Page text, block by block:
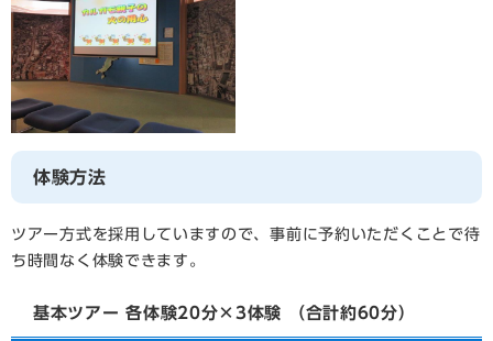
体験方法
ツアー方式を採用していますので、事前に予約いただくことで待
ち時間なく体験できます。
基本ツアー 各体験20分×3体験 （合計約60分）